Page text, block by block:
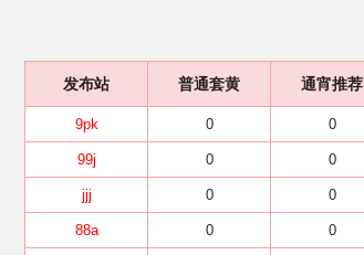
发布站 普通套黄 通宵推荐
9pk 0 0
99j 0 0
jjj 0 0
88a 0 0